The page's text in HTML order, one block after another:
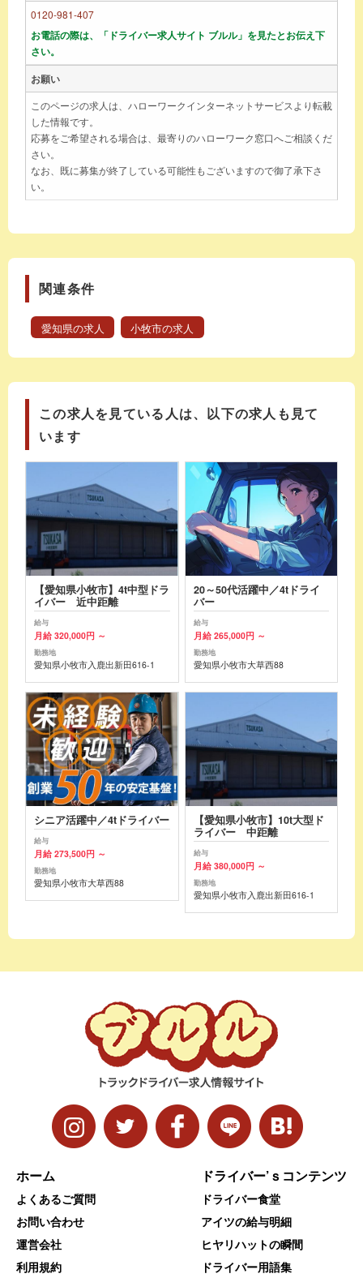
0120-981-407
お電話の際は、「ドライバー求人サイト ブルル」を見たとお伝え下
さい。
お願い
このページの求人は、ハローワークインターネットサービスより転載
した情報です。
応募をご希望される場合は、最寄りのハローワーク窓口へご相談くだ
さい。
なお、既に募集が終了している可能性もございますので御了承下さ
い。
関連条件
愛知県の求人 小牧市の求人
この求人を見ている人は、以下の求人も見て
います
【愛知県小牧市】4t中型ドラ
イバー 近中距離
給与
月給 320,000円 ～
勤務地
愛知県小牧市入鹿出新田616-1
20～50代活躍中／4tドライ
バー
給与
月給 265,000円 ～
勤務地
愛知県小牧市大草西88
シニア活躍中／4tドライバー
給与
月給 273,500円 ～
勤務地
愛知県小牧市大草西88
【愛知県小牧市】10t大型ド
ライバー 中距離
給与
月給 380,000円 ～
勤務地
愛知県小牧市入鹿出新田616-1
ホーム
よくあるご質問
お問い合わせ
運営会社
利用規約
ドライバー’ｓコンテンツ
ドライバー食堂
アイツの給与明細
ヒヤリハットの瞬間
ドライバー用語集